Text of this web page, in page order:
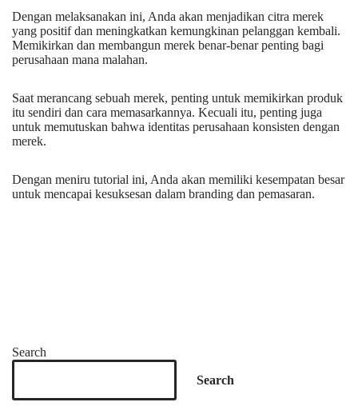
Dengan melaksanakan ini, Anda akan menjadikan citra merek
yang positif dan meningkatkan kemungkinan pelanggan kembali.
Memikirkan dan membangun merek benar-benar penting bagi
perusahaan mana malahan.
Saat merancang sebuah merek, penting untuk memikirkan produk
itu sendiri dan cara memasarkannya. Kecuali itu, penting juga
untuk memutuskan bahwa identitas perusahaan konsisten dengan
merek.
Dengan meniru tutorial ini, Anda akan memiliki kesempatan besar
untuk mencapai kesuksesan dalam branding dan pemasaran.
Search
Search